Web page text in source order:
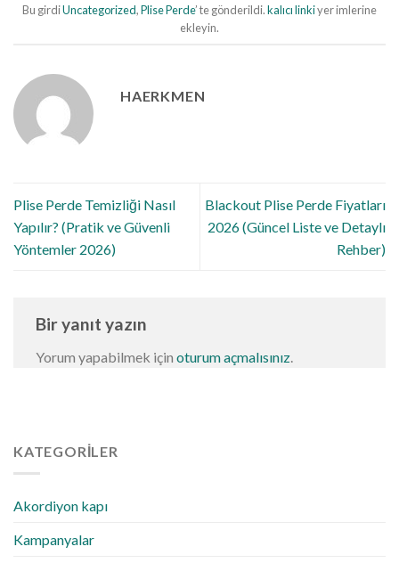
Bu girdiUncategorized,Plise Perde’ te gönderildi.kalıcı linkiyer imlerine
ekleyin.
HAERKMEN
Plise Perde Temizliği Nasıl
Yapılır? (Pratik ve Güvenli
Yöntemler 2026)
Blackout Plise Perde Fiyatları
2026 (Güncel Liste ve Detaylı
Rehber)
Bir yanıt yazın
Yorum yapabilmek için oturum açmalısınız.
KATEGORILER
Akordiyon kapı
Kampanyalar